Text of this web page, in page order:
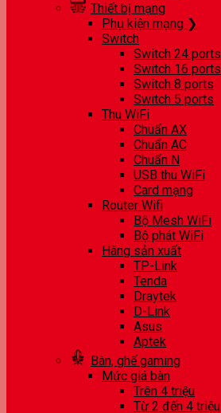
Thiết bị mạng
Phụ kiện mạng ❯
Switch
Switch 24 ports
Switch 16 ports
Switch 8 ports
Switch 5 ports
Thu WiFi
Chuẩn AX
Chuẩn AC
Chuẩn N
USB thu WiFi
Card mạng
Router Wifi
Bộ Mesh WiFi
Bộ phát WiFi
Hãng sản xuất
TP-Link
Tenda
Draytek
D-Link
Asus
Aptek
Bàn, ghế gaming
Mức giá bàn
Trên 4 triệu
Từ 2 đến 4 triệu